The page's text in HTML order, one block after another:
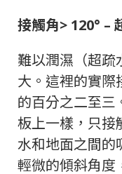
接觸角> 120° –
難以潤濕（超疏
大。 這裡的實際
的百分之二至三
板上一樣，只接
水和地面之間的
輕微的傾斜角度